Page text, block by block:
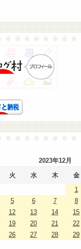
2023年12月
火 水 木 金
1
5 6 7 8
12 13 14 15
19 20 21 22
26 27 28 29